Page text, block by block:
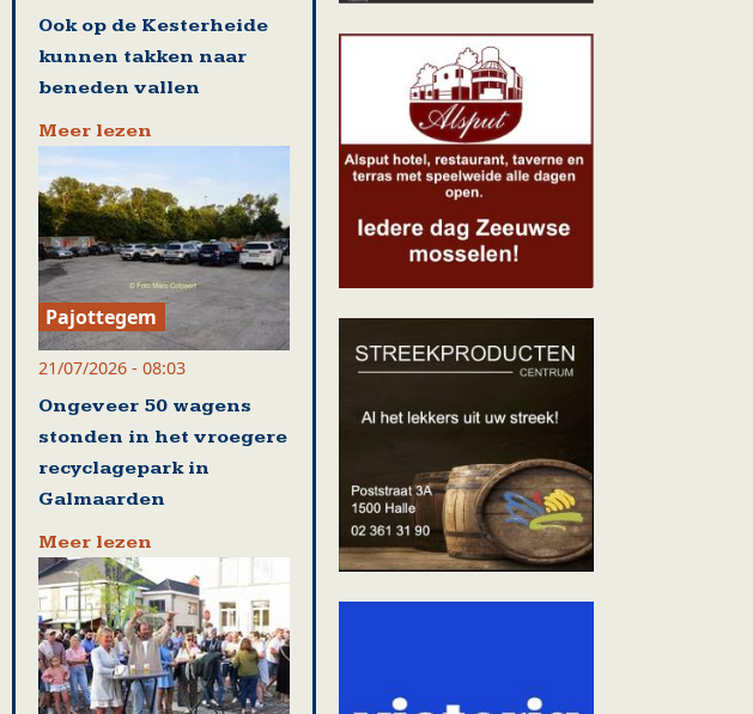
Ook op de Kesterheide
kunnen takken naar
beneden vallen
Meer lezen
Pajottegem
21/07/2026 - 08:03
Ongeveer 50 wagens
stonden in het vroegere
recyclagepark in
Galmaarden
Meer lezen